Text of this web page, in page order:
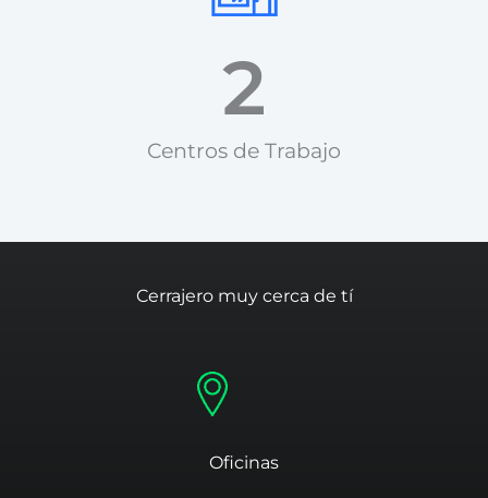
Centros de Trabajo​
2
Cerrajero muy cerca de tí
Oficinas